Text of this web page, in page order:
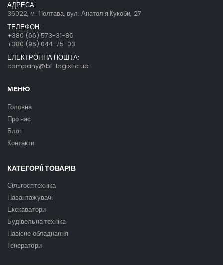
АДРЕСА:
36022, м. Полтава, вул. Анатолія Кукоби, 27
ТЕЛЕФОН:
+380 (66) 573-31-86
+380 (96) 044-75-03
ЕЛЕКТРОННА ПОШТА:
company@bf-logistic.ua
МЕНЮ
Головна
Про нас
Блог
Контакти
КАТЕГОРІЇ ТОВАРІВ
Сільгосптехніка
Навантажувачі
Екскаватори
Будівельна техніка
Навісне обладнання
Генератори